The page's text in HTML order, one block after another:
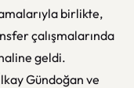
birlikte,
çalışmalarında
geldi.
Gündoğan ve